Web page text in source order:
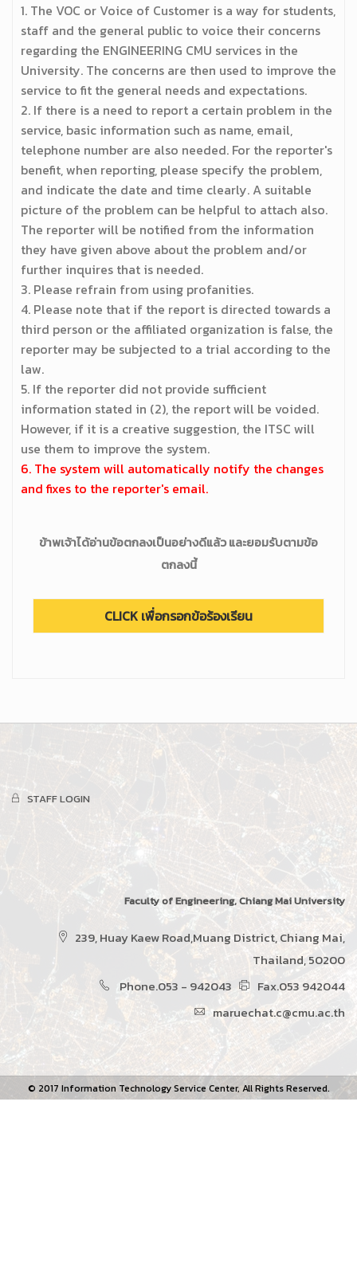
1. The VOC or Voice of Customer is a way for students,
staff and the general public to voice their concerns
regarding the ENGINEERING CMU services in the
University. The concerns are then used to improve the
service to fit the general needs and expectations.
2. If there is a need to report a certain problem in the
service, basic information such as name, email,
telephone number are also needed. For the reporter's
benefit, when reporting, please specify the problem,
and indicate the date and time clearly. A suitable
picture of the problem can be helpful to attach also.
The reporter will be notified from the information
they have given above about the problem and/or
further inquires that is needed.
3. Please refrain from using profanities.
4. Please note that if the report is directed towards a
third person or the affiliated organization is false, the
reporter may be subjected to a trial according to the
law.
5. If the reporter did not provide sufficient
information stated in (2), the report will be voided.
However, if it is a creative suggestion, the ITSC will
use them to improve the system.
6. The system will automatically notify the changes
and fixes to the reporter's email.
ข้าพเจ้าได้อ่านข้อตกลงเป็นอย่างดีแล้ว และยอมรับตามข้อ
ตกลงนี้
STAFF LOGIN
Faculty of Engineering, Chiang Mai University
239, Huay Kaew Road,Muang District, Chiang Mai,
Thailand, 50200
Phone.053 - 942043
Fax.053 942044
maruechat.c@cmu.ac.th
© 2017 Information Technology Service Center, All Rights Reserved.